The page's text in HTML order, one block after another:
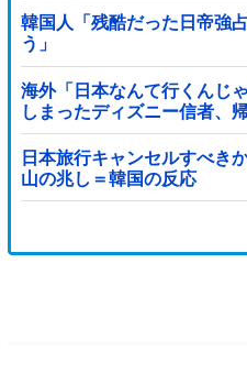
韓国人「残酷だった日帝強
う」
海外「日本なんて行くんじ
しまったディズニー信者、
態に
日本旅行キャンセルすべき
山の兆し＝韓国の反応